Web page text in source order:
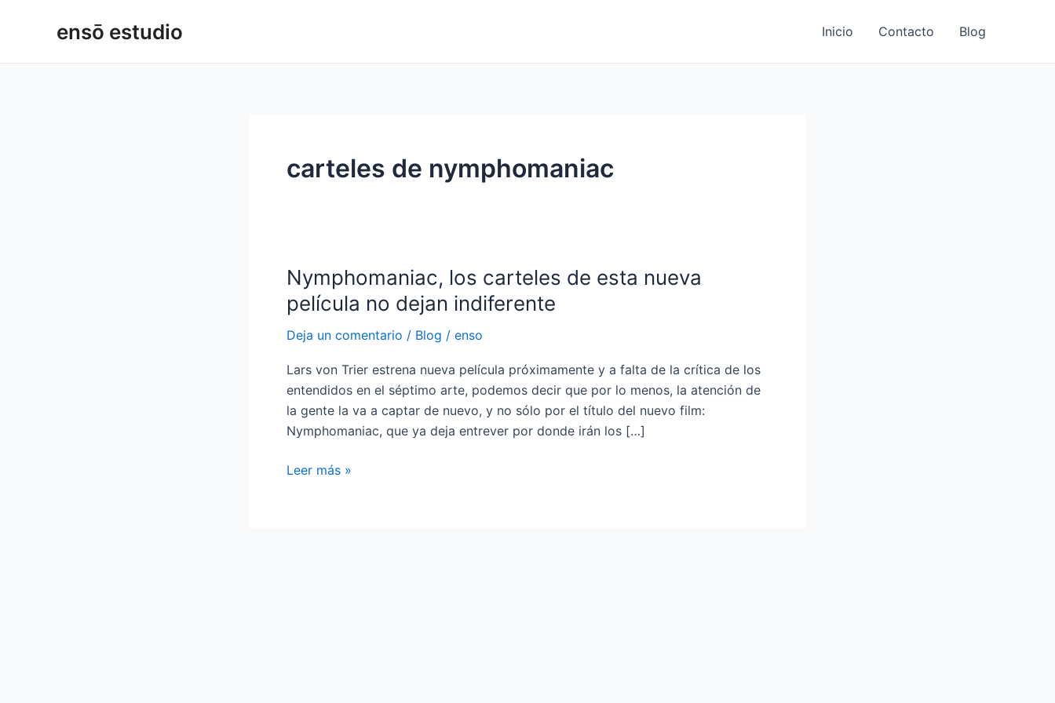
ensō estudio Inicio Contacto Blog
carteles de nymphomaniac
Nymphomaniac, los carteles de esta nueva
película no dejan indiferente
Deja un comentario / Blog / enso
Lars von Trier estrena nueva película próximamente y a falta de la crítica de los
entendidos en el séptimo arte, podemos decir que por lo menos, la atención de
la gente la va a captar de nuevo, y no sólo por el título del nuevo film:
Nymphomaniac, que ya deja entrever por donde irán los […]
Nymphomaniac,
carteles
de
nueva
película
no
dejan
Leer más »